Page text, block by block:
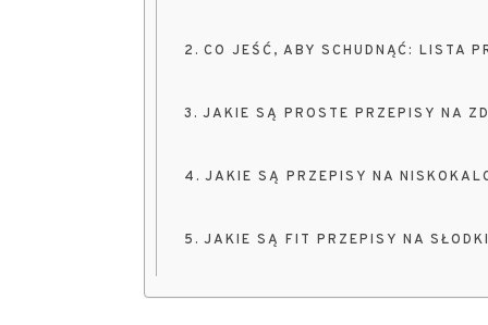
CO JEŚĆ, ABY SCHUDNĄĆ: LISTA
JAKIE SĄ PROSTE PRZEPISY NA
JAKIE SĄ PRZEPISY NA
JAKIE SĄ FIT PRZEPISY NA